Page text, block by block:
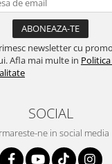
newsletter cu
Afla mai multe in
SOCIAL
ne in social media